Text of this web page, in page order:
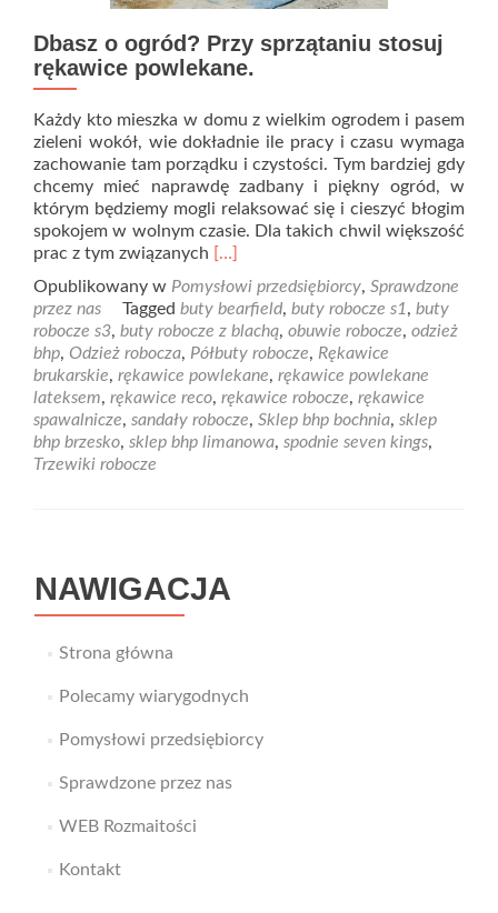
Dbasz o ogród? Przy sprzątaniu stosuj
rękawice powlekane.
Każdy kto mieszka w domu z wielkim ogrodem i pasem
zieleni wokół, wie dokładnie ile pracy i czasu wymaga
zachowanie tam porządku i czystości. Tym bardziej gdy
chcemy mieć naprawdę zadbany i piękny ogród, w
którym będziemy mogli relaksować się i cieszyć błogim
spokojem w wolnym czasie. Dla takich chwil większość
prac z tym związanych Read
about
Dbasz
o
ogród?
Przy
sprzątaniu
stosuj
rękawice
[…]
Opublikowany w Pomysłowi przedsiębiorcy, Sprawdzone
przez nas
Tagged buty bearfield, buty robocze s1, buty
robocze s3, buty robocze z blachą, obuwie robocze, odzież
bhp, Odzież robocza, Półbuty robocze, Rękawice
brukarskie, rękawice powlekane, rękawice powlekane
lateksem, rękawice reco, rękawice robocze, rękawice
spawalnicze, sandały robocze, Sklep bhp bochnia, sklep
bhp brzesko, sklep bhp limanowa, spodnie seven kings,
Trzewiki robocze
NAWIGACJA
Strona główna
Polecamy wiarygodnych
Pomysłowi przedsiębiorcy
Sprawdzone przez nas
WEB Rozmaitości
Kontakt